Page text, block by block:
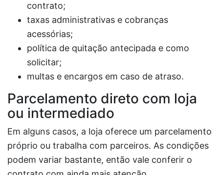
contrato;
taxas administrativas e cobranças
acessórias;
política de quitação antecipada e como
solicitar;
multas e encargos em caso de atraso.
Parcelamento direto com loja
ou intermediado
Em alguns casos, a loja oferece um parcelamento
próprio ou trabalha com parceiros. As condições
podem variar bastante, então vale conferir o